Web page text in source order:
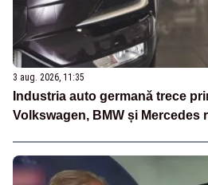
3 aug. 2026, 11:35
Industria auto germană trece
Volkswagen, BMW și Mercedes